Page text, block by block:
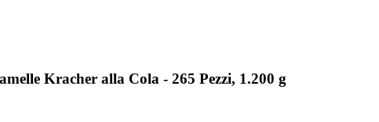
Kracher alla Cola - 265 Pezzi, 1.200 g